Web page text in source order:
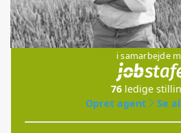
Jobs
i samarbejde
76 ledige
Opret agent
Se